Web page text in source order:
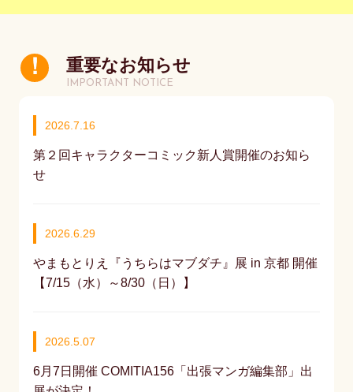
重要なお知らせ
IMPORTANT NOTICE
2026.7.16
第２回キャラクターコミック新人賞開催のお知ら
せ
2026.6.29
やまもとりえ『うちらはマブダチ』展 in 京都 開催
【7/15（水）～8/30（日）】
2026.5.07
6月7日開催 COMITIA156「出張マンガ編集部」出